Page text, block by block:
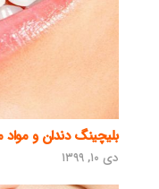
بلیچینگ دندان و مواد
دی ۱۰, ۱۳۹۹